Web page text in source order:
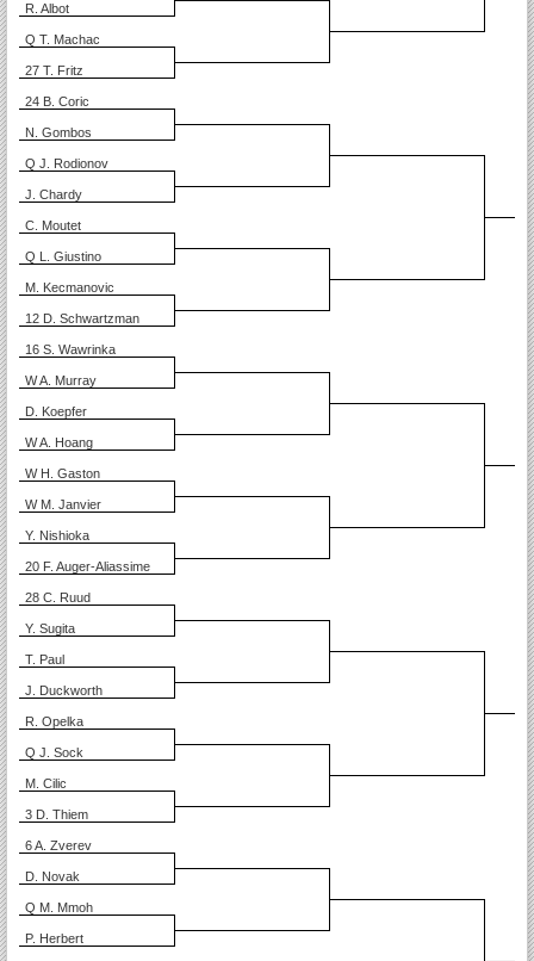
R. Albot
Q T. Machac
27 T. Fritz
24 B. Coric
N. Gombos
Q J. Rodionov
J. Chardy
C. Moutet
Q L. Giustino
M. Kecmanovic
12 D. Schwartzman
16 S. Wawrinka
W A. Murray
D. Koepfer
W A. Hoang
W H. Gaston
W M. Janvier
Y. Nishioka
20 F. Auger-Aliassime
28 C. Ruud
Y. Sugita
T. Paul
J. Duckworth
R. Opelka
Q J. Sock
M. Cilic
3 D. Thiem
6 A. Zverev
D. Novak
Q M. Mmoh
P. Herbert